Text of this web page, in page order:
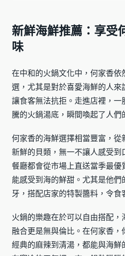
新鮮海鮮推薦：享受
味
在中和的火鍋文化中，何家香
選，尤其是對於喜愛海鮮的人
讓食客無法抗拒。走進店裡，
騰的火鍋湯底，瞬間喚起了人們
何家香的海鮮選擇相當豐富，
新鮮的貝類，無一不讓人感受到
餐廳都會從市場上直送當季最
能感受到海的鮮甜。尤其是他
牙，搭配店家的特製醬料，令食
火鍋的樂趣在於可以自由搭配
融合更是無與倫比。在何家香
經典的麻辣到清湯，都能與海